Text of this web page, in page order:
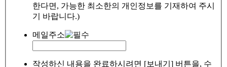
한다면, 가능한 최소한의 개인정보를 기재하여 주시
기 바랍니다.)
메일주소
작성하신 내용을 완료하시려면 [보내기] 버튼을, 수